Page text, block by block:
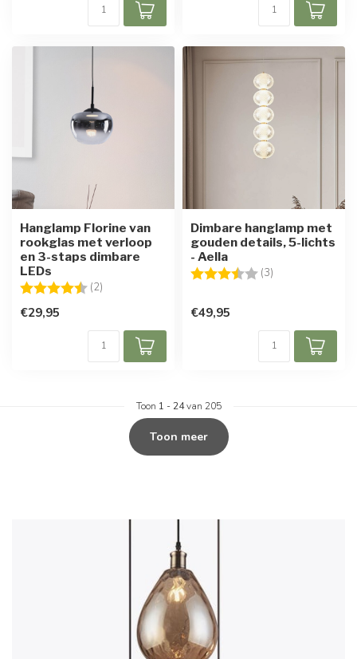
Hanglamp Florine van
rookglas met verloop
en 3-staps dimbare
LEDs
Beoordeling: (2)
€29,95
Dimbare hanglamp met
gouden details, 5-lichts
- Aella
Beoordeling: (3)
€49,95
Toon 1 - 24van 205
Toon meer